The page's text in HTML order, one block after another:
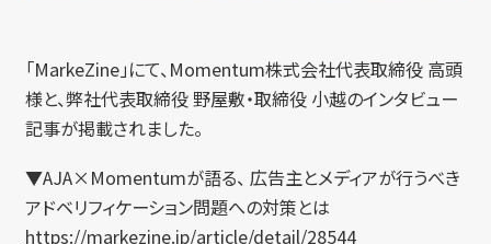
「MarkeZine」にて、Momentum株式会社代表取締役 高頭
様と、弊社代表取締役 野屋敷・取締役 小越のインタビュー
記事が掲載されました。
▼AJA×Momentumが語る、 広告主とメディアが行うべき
アドベリフィケーション問題への対策とは
https://markezine.jp/article/detail/28544